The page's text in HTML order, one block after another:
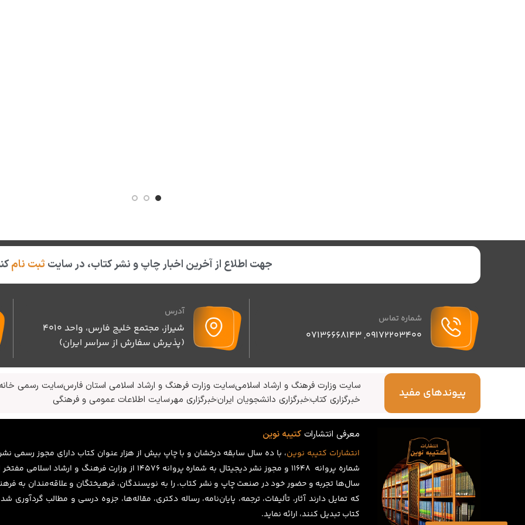
جهت اطلاع از آخرین اخبار چاپ و نشر کتاب، در سایت ثبت نام
شماره تماس
09172203400
,
07136668143
آدرس
شیراز، مجتمع خلیج فارس، واحد ۴۰۱۰
(پذیرش سفارش از سراسر ایران)
پیوندهای مفید سایت وزارت فرهنگ و ارشاد اسلامیسایت وزارت فرهنگ و ارشاد اسلامی استان فارسسایت رسمی
خبرگزاری کتابخبرگزاری دانشجویان ایرانخبرگزاری مهرسایت اطلاعات عمومی و فرهنگی
معرفی انتشاراتکتیبه نوین
انتشارات کتیبه نوین، با ده سال سابقه درخشان و با چاپ بیش از هزار عنوان کتاب دارای مجوز رسمی
شماره پروانه ۱۱۶۴۸ و مجوز نشر دیجیتال به شماره پروانه 14576 از وزارت فرهنگ و
سال‌ها تجربه و حضور خود در صنعت چاپ و نشر کتاب، را به نویسندگان، فرهیختگان و علاقه‌مندان به
که تمایل دارند آثار، تألیفات، ترجمه، پایان‌نامه، رساله دکتری، مقاله‌ها، جزوه درسی و مطالب گردآوری
کتاب تبدیل کنند، ارائه نماید.